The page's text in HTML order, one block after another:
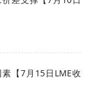
在一份报告中
口量创下一年
【7月15日LME收